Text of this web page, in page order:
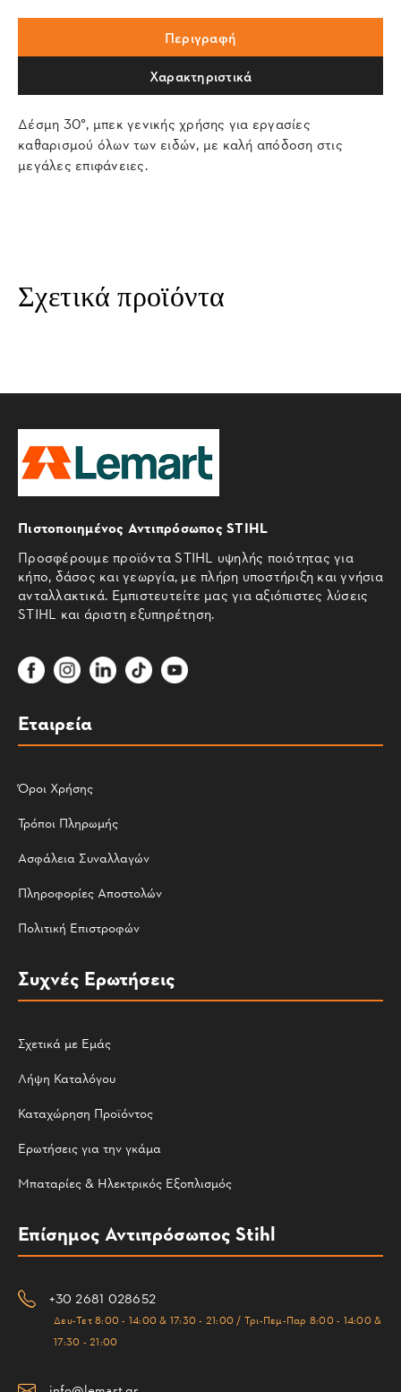
Περιγραφή
Χαρακτηριστικά
Δέσμη 30°, μπεκ γενικής χρήσης για εργασίες
καθαρισμού όλων των ειδών, με καλή απόδοση στις
μεγάλες επιφάνειες.
Σχετικά προϊόντα
Πιστοποιημένος Αντιπρόσωπος STIHL
Προσφέρουμε προϊόντα STIHL υψηλής ποιότητας για
κήπο, δάσος και γεωργία, με πλήρη υποστήριξη και γνήσια
ανταλλακτικά. Εμπιστευτείτε μας για αξιόπιστες λύσεις
STIHL και άριστη εξυπηρέτηση.
Εταιρεία
Όροι Χρήσης
Τρόποι Πληρωμής
Ασφάλεια Συναλλαγών
Πληροφορίες Αποστολών
Πολιτική Επιστροφών
Συχνές Ερωτήσεις
Σχετικά με Εμάς
Λήψη Καταλόγου
Καταχώρηση Προϊόντος
Ερωτήσεις για την γκάμα
Μπαταρίες & Ηλεκτρικός Εξοπλισμός
Επίσημος Αντιπρόσωπος Stihl
+30 2681 028652
Δευ-Τετ 8:00 - 14:00 & 17:30 - 21:00 / Τρι-Πεμ-Παρ 8:00 - 14:00 &
17:30 - 21:00